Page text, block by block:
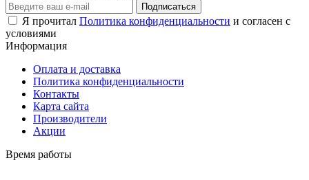
Подписаться
Я прочитал Политика конфиденциальности и согласен с
условиями
Информация
Оплата и доставка
Политика конфиденциальности
Контакты
Карта сайта
Производители
Акции
Время работы